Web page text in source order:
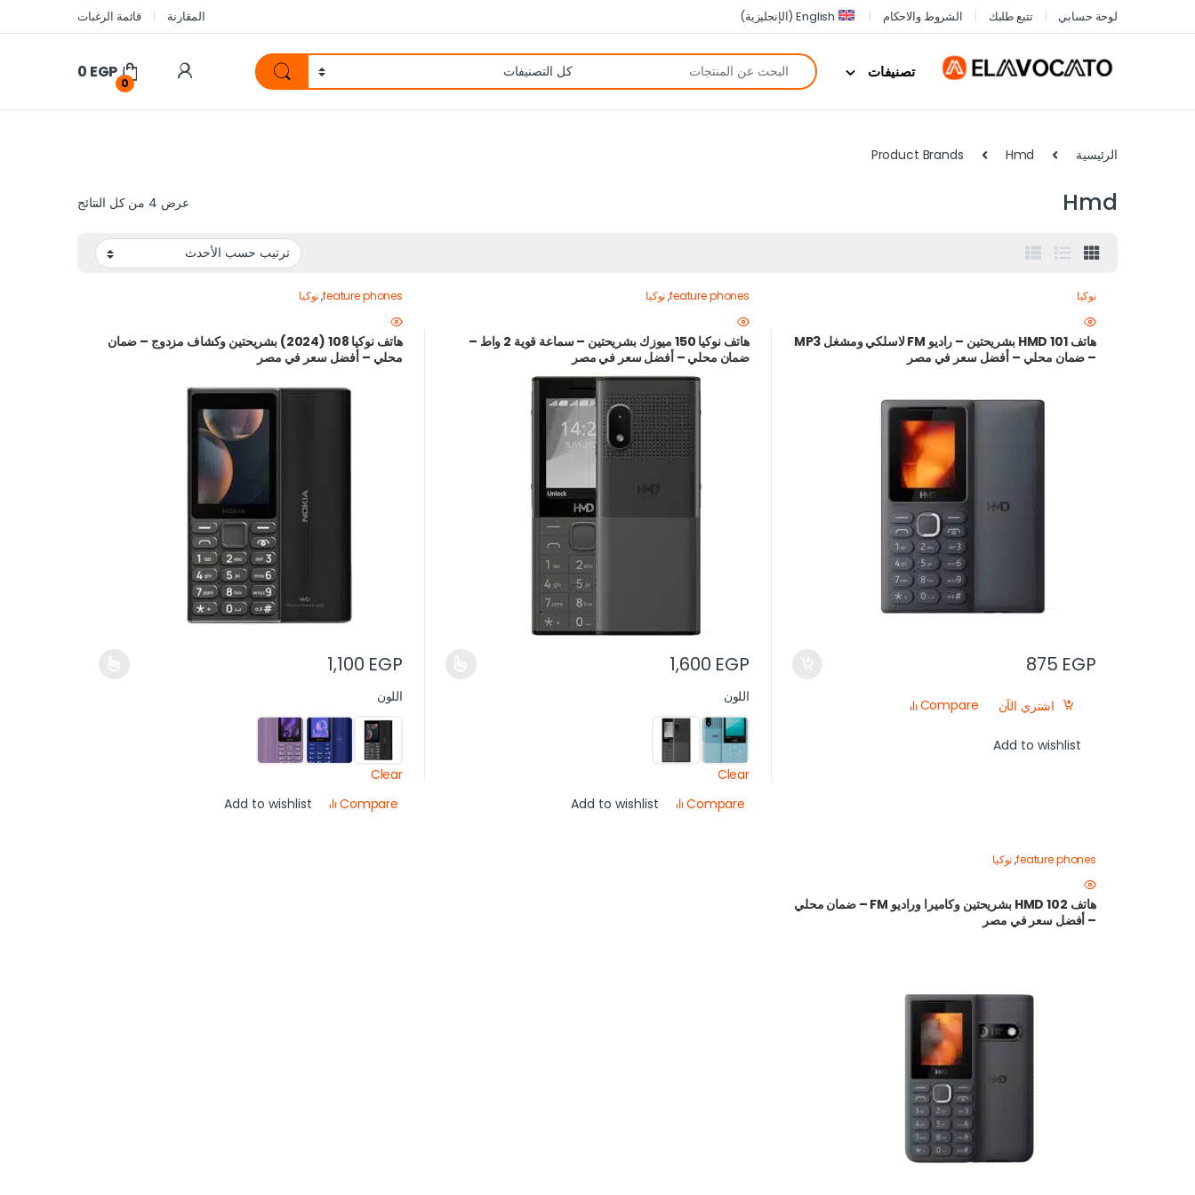
لوحة حسابي تتبع طلبك الشروط والاحكام English
(الإنجليزية) المقارنة قائمة الرغبات
تصنيفات
0
0 EGP
الرئيسية Product Brands Hmd
Hmd عرض ⁦4⁩ من كل النتائج
نوكيا
هاتف HMD 101 بشريحتين – راديو FM لاسلكي ومشغل MP3
– ضمان محلي – أفضل سعر في مصر
875 EGP
اشتري الآن Compare
Add to wishlist
feature phones
,نوكيا
هاتف نوكيا 150 ميوزك بشريحتين – سماعة قوية 2 واط –
ضمان محلي – أفضل سعر في مصر
1,600 EGP
اللون
Clear
Compare
Add to wishlist
feature phones
,نوكيا
هاتف نوكيا 108 (2024) بشريحتين وكشاف مزدوج – ضمان
محلي – أفضل سعر في مصر
1,100 EGP
اللون
Clear
Compare
Add to wishlist
feature phones
,نوكيا
هاتف HMD 102 بشريحتين وكاميرا وراديو FM – ضمان محلي
– أفضل سعر في مصر